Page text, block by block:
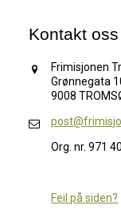
Kontakt oss
Frimisjonen
Grønnegata
9008
Org. nr. 971
Feil på siden?